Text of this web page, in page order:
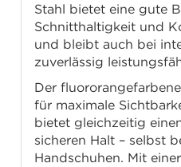
Stahl bietet eine gute
Schnitthaltigkeit und
und bleibt auch bei
zuverlässig
Der
für maximale
bietet gleichzeitig
sicheren Halt – selbst
Handschuhen. Mit